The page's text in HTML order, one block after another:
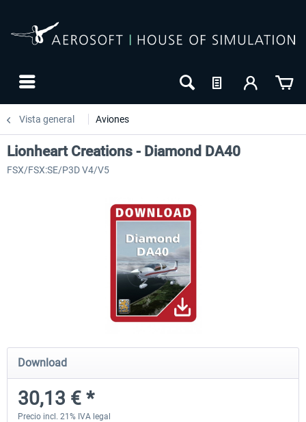
Vista general Aviones
Airbus Bundle
53,21 € *
Lionheart Creations - Diamond DA40
FSX/FSX:SE/P3D V4/V5
Download
30,13 € *
Precio incl. 21% IVA legal